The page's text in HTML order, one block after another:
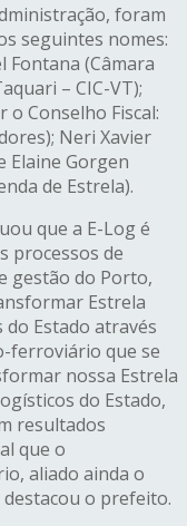
foram
seguintes nomes:
Fontana (Câmara
– CIC-VT);
o Conselho Fiscal:
Neri Xavier
Elaine Gorgen
de Estrela).
que a E-Log é
processos de
gestão do Porto,
Estrela
Estado através
ferroviário que se
nossa Estrela
do Estado,
resultados
que o
aliado ainda o
o prefeito.